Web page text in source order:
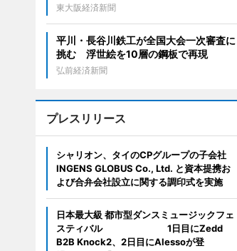
東大阪経済新聞
平川・長谷川鉄工が全国大会一次審査に
挑む 浮世絵を10層の鋼板で再現
弘前経済新聞
プレスリリース
シャリオン、タイのCPグループの子会社
INGENS GLOBUS Co., Ltd. と資本提携お
よび合弁会社設立に関する調印式を実施
日本最大級 都市型ダンスミュージックフェ
スティバル 1日目にZedd
B2B Knock2、2日目にAlessoが登